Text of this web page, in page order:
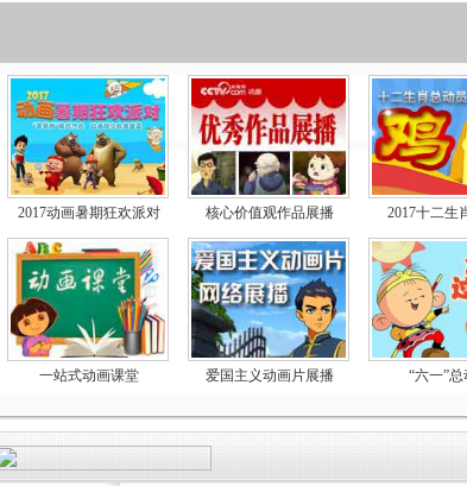
2017动画暑期狂欢派对 核心价值观作品展播 2017十二生
一站式动画课堂 爱国主义动画片展播 “六一”总